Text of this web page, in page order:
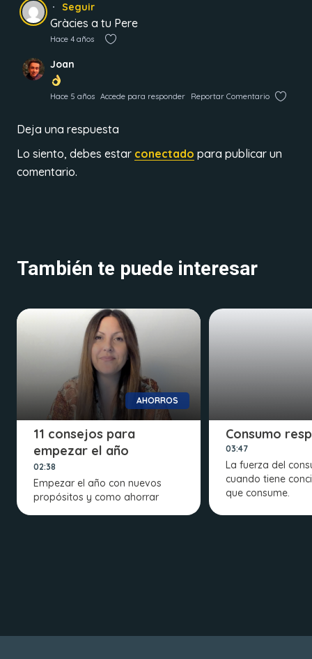
Seguir
Gràcies a tu Pere
Hace 4 años
Joan
Hace 5 años Accede para responder Reportar Comentario
Deja una respuesta
Lo siento, debes estar conectado para publicar un
comentario.
También te puede interesar
AHORROS
11 consejos para
empezar el año
ahorrando
02:38
Empezar el año con nuevos
propósitos y como ahorrar
Consumo
03:47
La fuerza del
cuando tiene
que consume.